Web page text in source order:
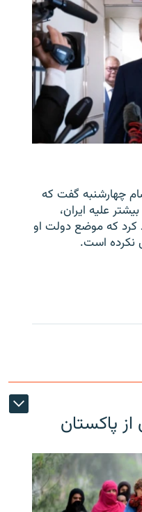
چهارشنبه گفت که
علیه ایران،
کرد که موضع دولت او
نکرده است.